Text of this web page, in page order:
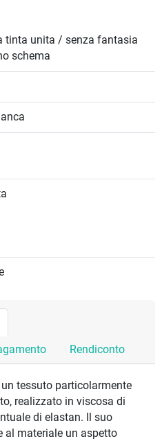
tinta unita / senza fantasia
schema
Rendiconto
tessuto particolarmente
realizzato in viscosa di
di elastan. Il suo
al materiale un aspetto